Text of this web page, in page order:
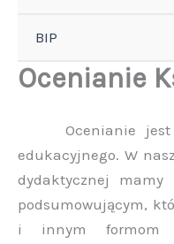
BIP
Ocenianie
Ocenianie jest
edukacyjnego. W
dydaktycznej
podsumowującym,
i innym formom